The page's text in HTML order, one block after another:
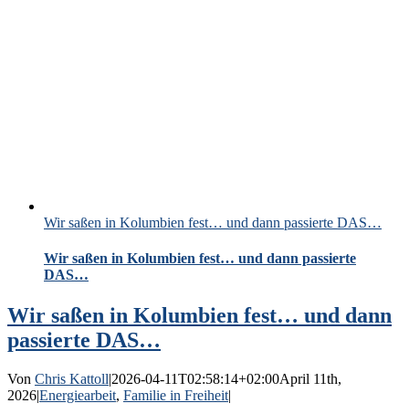
Wir saßen in Kolumbien fest… und dann passierte DAS…
Wir saßen in Kolumbien fest… und dann passierte
DAS…
Wir saßen in Kolumbien fest… und dann
passierte DAS…
Von Chris Kattoll|2026-04-11T02:58:14+02:00April 11th,
2026|Energiearbeit, Familie in Freiheit|